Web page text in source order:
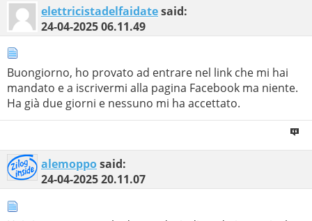
elettricistadelfaidatesaid:
24-04-202506.11.49
Buongiorno, ho provato ad entrare nel link che mi hai
mandato e a iscrivermi alla pagina Facebook ma niente.
Ha già due giorni e nessuno mi ha accettato.
alemopposaid:
24-04-202520.11.07